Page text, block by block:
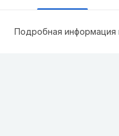
Подробная информация